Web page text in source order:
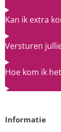
Kan ik extra
Versturen
Hoe kom ik
Informatie